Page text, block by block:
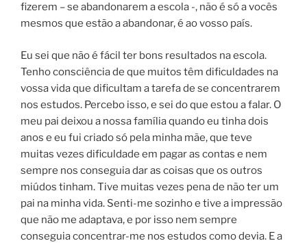
fizerem – se abandonarem a escola -, não é só a vocês
mesmos que estão a abandonar, é ao vosso país.
Eu sei que não é fácil ter bons resultados na escola.
Tenho consciência de que muitos têm dificuldades na
vossa vida que dificultam a tarefa de se concentrarem
nos estudos. Percebo isso, e sei do que estou a falar. O
meu pai deixou a nossa família quando eu tinha dois
anos e eu fui criado só pela minha mãe, que teve
muitas vezes dificuldade em pagar as contas e nem
sempre nos conseguia dar as coisas que os outros
miúdos tinham. Tive muitas vezes pena de não ter um
pai na minha vida. Senti-me sozinho e tive a impressão
que não me adaptava, e por isso nem sempre
conseguia concentrar-me nos estudos como devia. E a